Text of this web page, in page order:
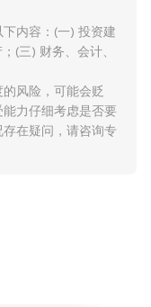
内容：(一) 投资建
(三) 财务、会计、
风险，可能会贬
力仔细考虑是否要
在疑问，请咨询专